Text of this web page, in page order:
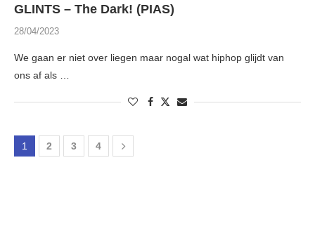
GLINTS – The Dark! (PIAS)
28/04/2023
We gaan er niet over liegen maar nogal wat hiphop glijdt van
ons af als …
1 2 3 4